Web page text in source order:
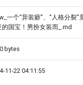
一个“异装癖”、“人格分裂”
的国宝！男扮女装而_.md
bytes
11-22 04:11:55